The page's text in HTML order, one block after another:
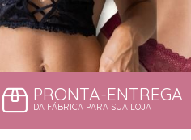
PRONTA-ENTREGA
DA FÁBRICA PARA SUA LOJA